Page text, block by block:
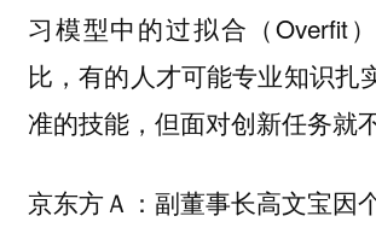
习模型中的过拟合（Overfit
比，有的人才可能专业知识扎
准的技能，但面对创新任务就
京东方Ａ：副董事长高文宝因